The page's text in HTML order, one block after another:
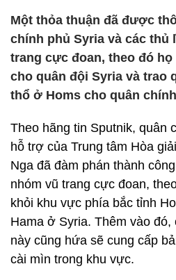
Một thỏa thuận đã được
chính phủ Syria và các thủ
trang cực đoan, theo đó
cho quân đội Syria và trao
thổ ở Homs cho quân
Theo hãng tin Sputnik, quân
hỗ trợ của Trung tâm Hòa
Nga đã đàm phán thành
nhóm vũ trang cực đoan,
khỏi khu vực phía bắc tỉnh
Hama ở Syria. Thêm vào
này cũng hứa sẽ cung cấp
cài mìn trong khu vực.